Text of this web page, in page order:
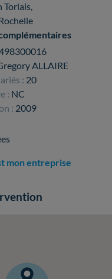
Torlais,
ALLAIRE
: 20
: NC
: 2009
mon entreprise